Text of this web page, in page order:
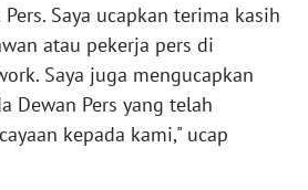
Saya ucapkan terima kasih
atau pekerja pers di
Saya juga mengucapkan
Dewan Pers yang telah
kepada kami," ucap